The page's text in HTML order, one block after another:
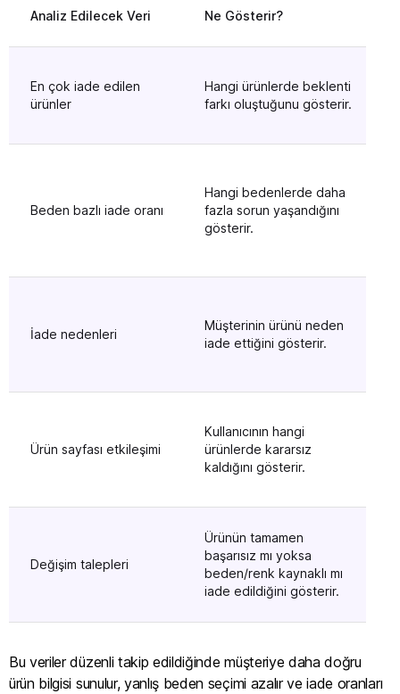
Analiz Edilecek Veri Ne Gösterir?
En çok iade edilen
ürünler
Hangi ürünlerde beklenti
farkı oluştuğunu gösterir.
Beden bazlı iade oranı
Hangi bedenlerde daha
fazla sorun yaşandığını
gösterir.
İade nedenleri
Müşterinin ürünü neden
iade ettiğini gösterir.
Ürün sayfası etkileşimi
Kullanıcının hangi
ürünlerde kararsız
kaldığını gösterir.
Değişim talepleri
Ürünün tamamen
başarısız mı yoksa
beden/renk kaynaklı mı
iade edildiğini gösterir.
Bu veriler düzenli takip edildiğinde müşteriye daha doğru
ürün bilgisi sunulur, yanlış beden seçimi azalır ve iade oranları